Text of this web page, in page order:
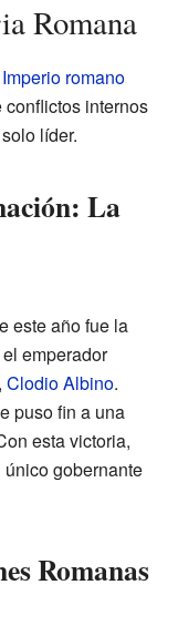
Romana
Imperio romano
internos
líder.
La
este año fue la
emperador
Clodio Albino.
puso fin a una
esta victoria,
gobernante
Romanas